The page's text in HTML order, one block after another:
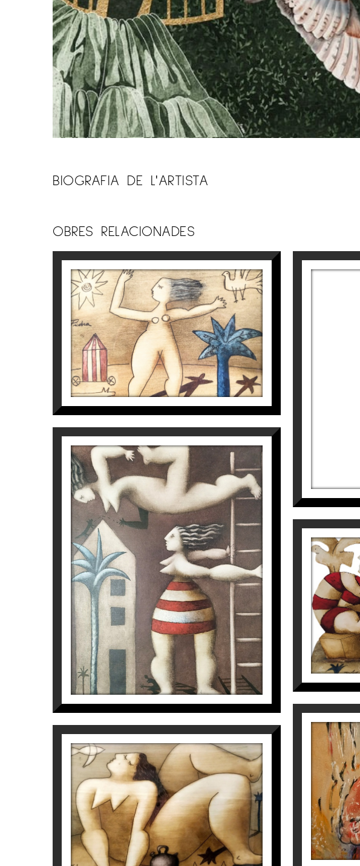
BIOGRAFIA DE L'ARTISTA
OBRES RELACIONADES
S/T
Víctor Pedra
350€
S/T
Víctor Pedra
2.700€
S/T
Víctor Pedra
500€